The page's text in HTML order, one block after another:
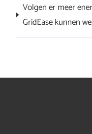
Volgen er meer
GridEase kunnen
nu met Eneco en